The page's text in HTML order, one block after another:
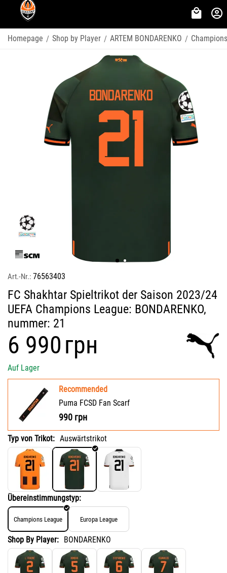
Homepage / Shop by Player / ARTEM BONDARENKO /
Art.-Nr.: 76563403
FC Shakhtar Spieltrikot der Saison 2023/24
UEFA Champions League: BONDARENKO,
nummer: 21
‍6 990‍грн
Auf Lager
Recommended
Puma FCSD Fan Scarf
990 грн
Typ von Trikot: Auswärtstrikot
Übereinstimmungstyp:
Champions League Europa League
Shop By Player: BONDARENKO